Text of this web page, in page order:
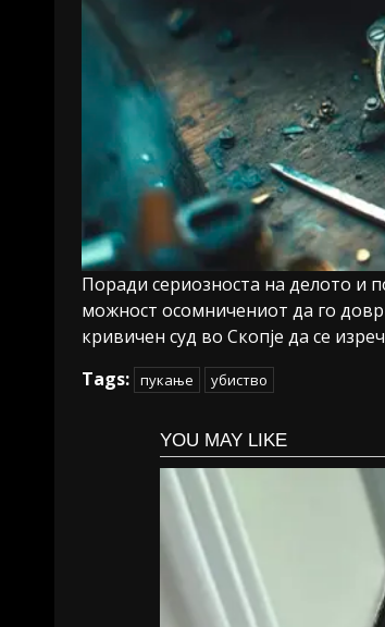
Поради сериозноста на делото и
можност осомничениот да го
кривичен суд во Скопје да се
Tags: пукање убиство